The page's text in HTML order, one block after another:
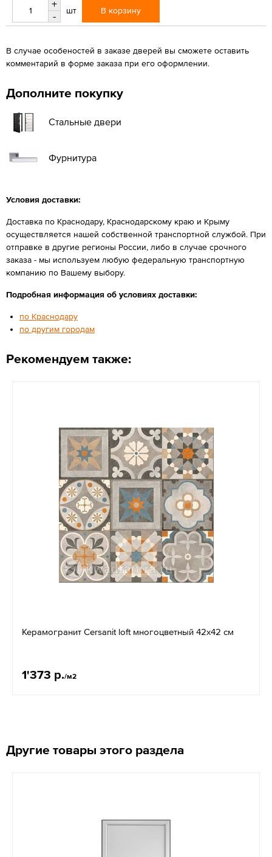
+
-
шт В корзину
В случае особеностей в заказе дверей вы сможете оставить
комментарий в форме заказа при его оформлении.
Дополните покупку
Стальные двери
Фурнитура
Условия доставки:
Доставка по Краснодару, Краснодарскому краю и Крыму
осуществляется нашей собственной транспортной службой. При
отправке в другие регионы России, либо в случае срочного
заказа - мы используем любую федеральную транспортную
компанию по Вашему выбору.
Подробная информация об условиях доставки:
по Краснодару
по другим городам
Рекомендуем также:
Керамогранит Cersanit loft многоцветный 42x42 см
1'373 р./м2
Другие товары этого раздела